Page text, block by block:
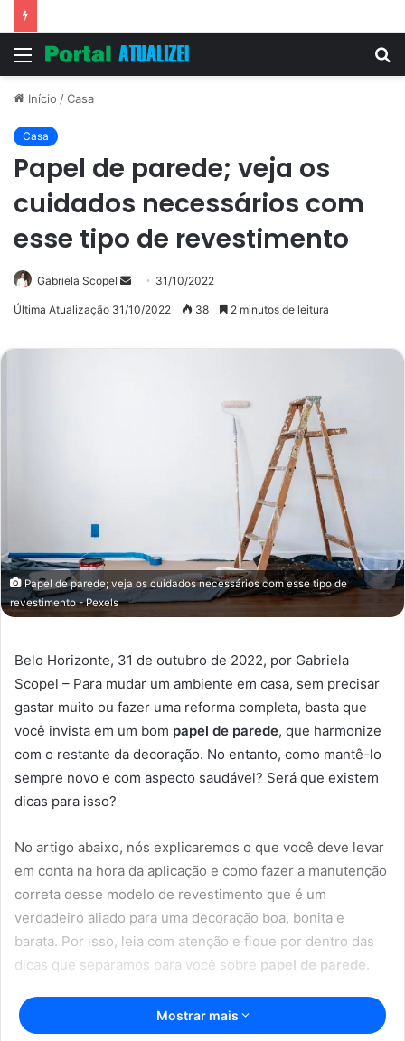
Menu
Início /Casa
Casa
Papel de parede; veja os
cuidados necessários com
esse tipo de revestimento
Gabriela Scopel
Mande31/10/2022
Última Atualização 31/10/2022 38 2 minutos de leitura
Papel de parede; veja os cuidados necessários com esse tipo de
revestimento - Pexels
Belo Horizonte, 31 de outubro de 2022, por Gabriela
Scopel – Para mudar um ambiente em casa, sem precisar
gastar muito ou fazer uma reforma completa, basta que
você invista em um bom papel de parede, que harmonize
com o restante da decoração. No entanto, como mantê-lo
sempre novo e com aspecto saudável? Será que existem
dicas para isso?
No artigo abaixo, nós explicaremos o que você deve levar
em conta na hora da aplicação e como fazer a manutenção
correta desse modelo de revestimento que é um
verdadeiro aliado para uma decoração boa, bonita e
barata. Por isso, leia com atenção e fique por dentro das
dicas que separamos para você sobre papel de parede.
Artigos relacionadosMostrar mais